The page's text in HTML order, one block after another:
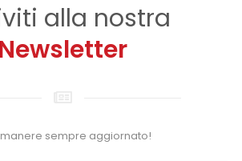
alla nostra
Newsletter
sempre aggiornato!